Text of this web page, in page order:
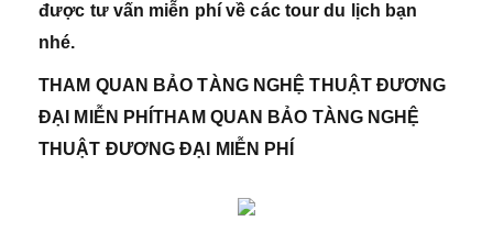
được tư vấn miễn phí về các tour du lịch bạn
nhé.
THAM QUAN BẢO TÀNG NGHỆ THUẬT ĐƯƠNG
ĐẠI MIỄN PHÍTHAM QUAN BẢO TÀNG NGHỆ
THUẬT ĐƯƠNG ĐẠI MIỄN PHÍ